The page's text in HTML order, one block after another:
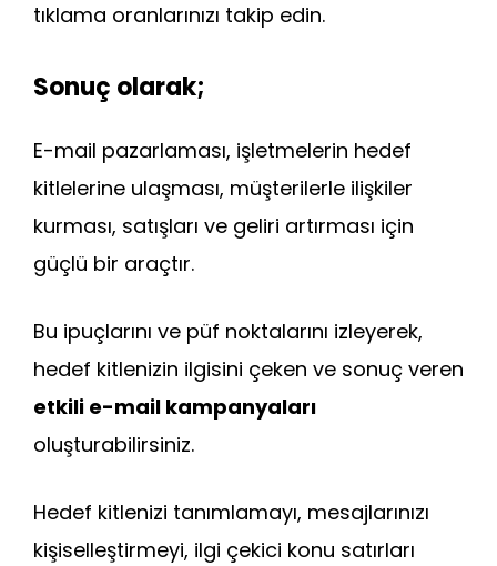
tıklama oranlarınızı takip edin.
Sonuç olarak;
E-mail pazarlaması, işletmelerin hedef
kitlelerine ulaşması, müşterilerle ilişkiler
kurması, satışları ve geliri artırması için
güçlü bir araçtır.
Bu ipuçlarını ve püf noktalarını izleyerek,
hedef kitlenizin ilgisini çeken ve sonuç veren
etkili e-mail kampanyaları
oluşturabilirsiniz.
Hedef kitlenizi tanımlamayı, mesajlarınızı
kişiselleştirmeyi, ilgi çekici konu satırları